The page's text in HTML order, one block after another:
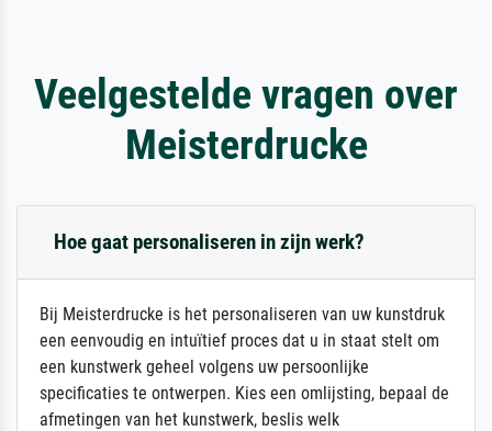
Veelgestelde vragen over
Meisterdrucke
Hoe gaat personaliseren in zijn werk?
Bij Meisterdrucke is het personaliseren van uw kunstdruk
een eenvoudig en intuïtief proces dat u in staat stelt om
een kunstwerk geheel volgens uw persoonlijke
specificaties te ontwerpen. Kies een omlijsting, bepaal de
afmetingen van het kunstwerk, beslis welk